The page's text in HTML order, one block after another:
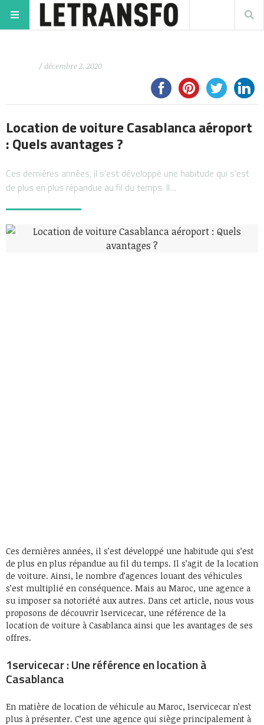
/ décembre 2, 2020
Location de voiture Casablanca aéroport
: Quels avantages ?
Ces dernières années, il s’est développé une habitude qui s’est
de plus en plus répandue au fil du temps. Il…
Ces dernières années, il s’est développé une habitude qui s’est
de plus en plus répandue au fil du temps. Il s’agit de la location
de voiture. Ainsi, le nombre d’agences louant des véhicules
s’est multiplié en conséquence. Mais au Maroc, une agence a
su imposer sa notoriété aux autres. Dans cet article, nous vous
proposons de découvrir 1servicecar, une référence de la
location de voiture à Casablanca ainsi que les avantages de ses
offres.
1servicecar : Une référence en location à
Casablanca
En matière de location de véhicule au Maroc, 1servicecar n’est
plus à présenter. C’est une agence qui siège principalement à